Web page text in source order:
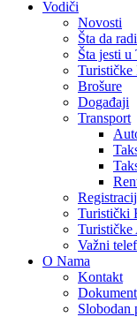
Vodiči
Novosti
Šta da
Šta jesti u
Turističke
Brošure
Događaji
Transport
Turistički
Turističke
Važni
O Nama
Kontakt
Slobodan